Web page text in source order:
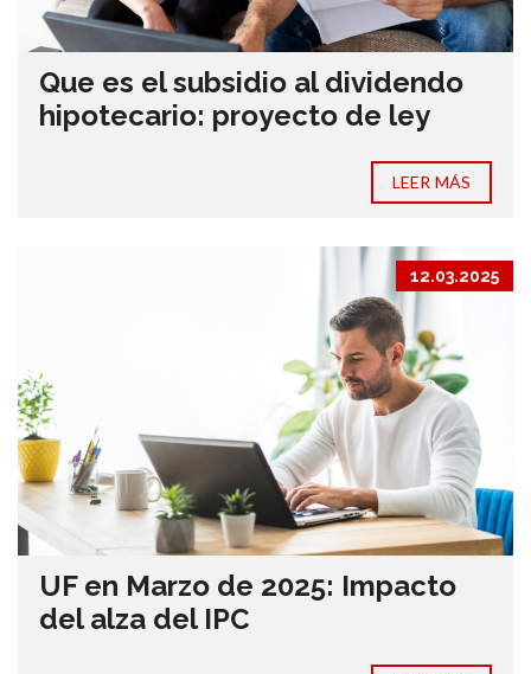
Que es el subsidio al dividendo
hipotecario: proyecto de ley
LEER MÁS
12.03.2025
UF en Marzo de 2025: Impacto
del alza del IPC